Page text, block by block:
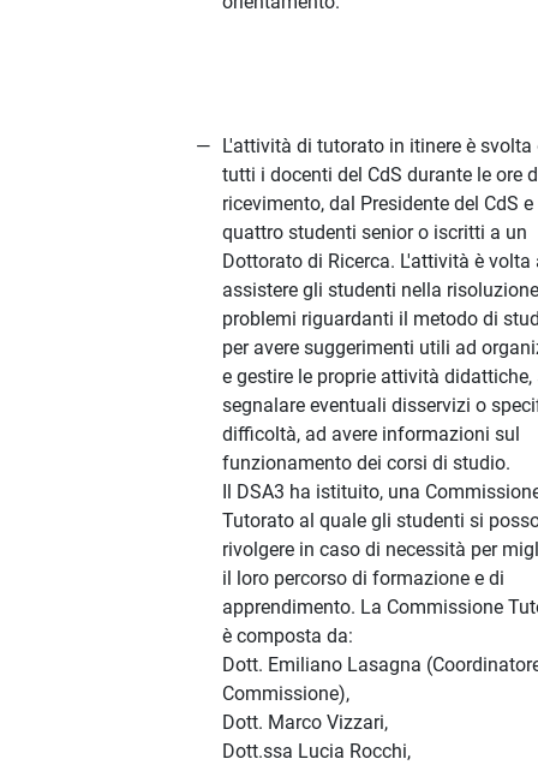
L'attività di tutorato in itinere è svolta
tutti i docenti del CdS durante le ore
ricevimento, dal Presidente del CdS e
quattro studenti senior o iscritti a un
Dottorato di Ricerca. L'attività è volta
assistere gli studenti nella
problemi riguardanti il metodo di
per avere suggerimenti utili ad
e gestire le proprie attività didattiche,
segnalare eventuali disservizi o
difficoltà, ad avere informazioni sul
funzionamento dei corsi di studio.
Il DSA3 ha istituito, una
Tutorato al quale gli studenti si
rivolgere in caso di necessità per
il loro percorso di formazione e di
apprendimento. La Commissione
è composta da:
Dott. Emiliano Lasagna
Commissione),
Dott. Marco Vizzari,
Dott.ssa Lucia Rocchi,